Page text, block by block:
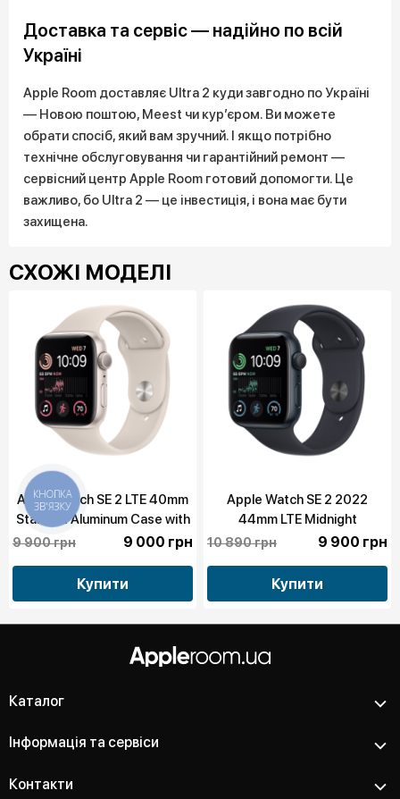
Доставка та сервіс — надійно по всій
Україні
Apple Room доставляє Ultra 2 куди завгодно по Україні
— Новою поштою, Meest чи кур’єром. Ви можете
обрати спосіб, який вам зручний. І якщо потрібно
технічне обслуговування чи гарантійний ремонт —
сервісний центр Apple Room готовий допомогти. Це
важливо, бо Ultra 2 — це інвестиція, і вона має бути
захищена.
СХОЖІ МОДЕЛІ
Apple Watch SE 2 LTE 40mm
Starlight Aluminum Case with
Starlight Sport Band
9 900 грн 9 000 грн
Купити
Apple Watch SE 2 2022
44mm LTE Midnight
Aluminium Case with Midnight
10 890 грн 9 900 грн
Купити
Каталог
Інформація та сервіси
Контакти
КНОПКА
ЗВ'ЯЗКУ